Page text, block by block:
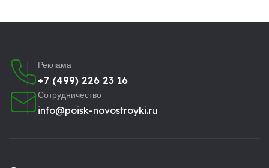
Реклама
+7 (499) 226 23 16
Сотрудничество
info@poisk-novostroyki.ru